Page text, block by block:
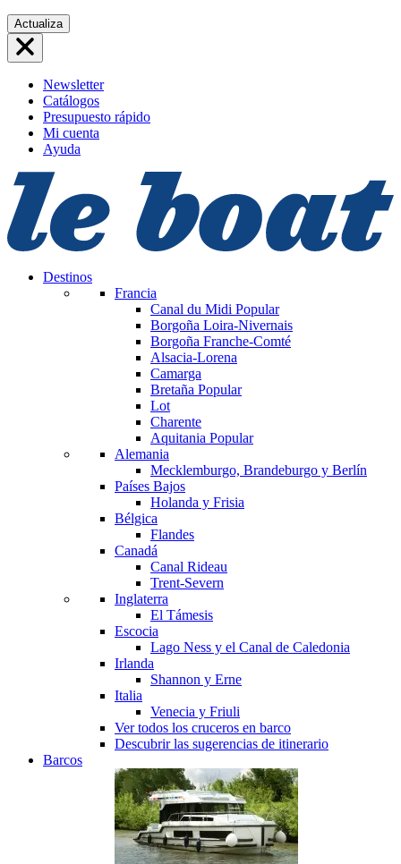
Saltar
al
contenido
Actualiza
Newsletter
Catálogos
Presupuesto rápido
Mi cuenta
Ayuda
Destinos
Francia
Canal du Midi Popular
Borgoña Loira-Nivernais
Borgoña Franche-Comté
Alsacia-Lorena
Camarga
Bretaña Popular
Lot
Charente
Aquitania Popular
Alemania
Mecklemburgo, Brandeburgo y Berlín
Países Bajos
Holanda y Frisia
Bélgica
Flandes
Canadá
Canal Rideau
Trent-Severn
Inglaterra
El Támesis
Escocia
Lago Ness y el Canal de Caledonia
Irlanda
Shannon y Erne
Italia
Venecia y Friuli
Ver todos los cruceros en barco
Descubrir las sugerencias de itinerario
Barcos